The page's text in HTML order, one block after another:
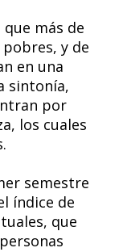
más de
y de
en una
sintonía,
por
los cuales
semestre
índice de
que